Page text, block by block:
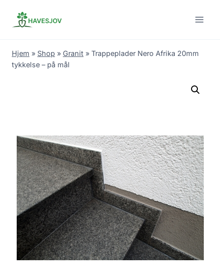
Hjem » Shop » Granit » Trappeplader Nero Afrika 20mm
tykkelse – på mål